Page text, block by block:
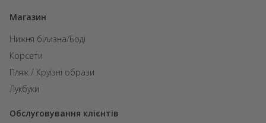
Магазин
Нижня білизна/Боді
Корсети
Пляж / Круїзні образи
Лукбуки
Обслуговування клієнтів